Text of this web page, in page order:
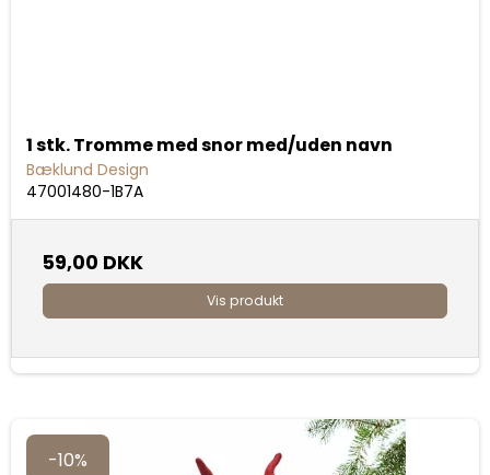
1 stk. Tromme med snor med/uden navn
Bæklund Design
47001480-1B7A
59,00 DKK
Vis produkt
-10%